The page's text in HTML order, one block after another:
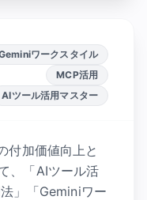
ワークスタイル
MCP活用
AIツール活用マスター
付加価値向上と
、「AIツール活
」「Geminiワー